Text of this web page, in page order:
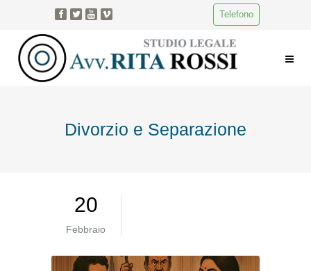
Telefono
Divorzio e Separazione
20
Febbraio